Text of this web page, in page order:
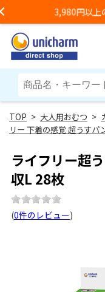
3,980円以上の
> 大人用おむつ >
リー 下着の感覚 超うすパ
ライフリー超
収L 28枚
(0件のレビュー)